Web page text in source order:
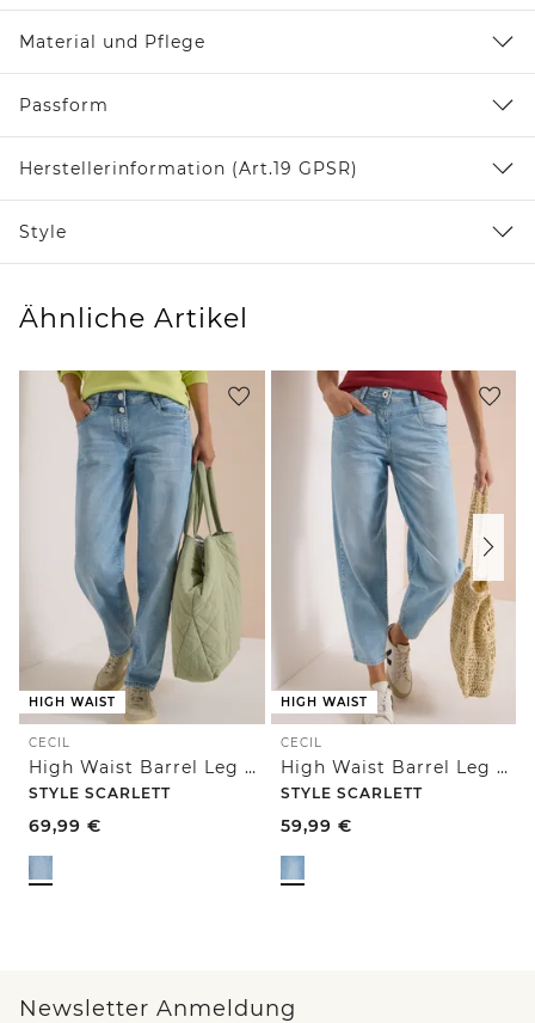
Material und Pflege
Passform
Herstellerinformation (Art.19 GPSR)
Style
Ähnliche Artikel
HIGH WAIST
CECIL
High Waist Barrel Leg Jeans im Loose Fit
STYLE SCARLETT
69,99 €
HIGH WAIST
CECIL
High Waist Barrel Leg Jeans im Loose Fit
STYLE SCARLETT
59,99 €
Newsletter Anmeldung